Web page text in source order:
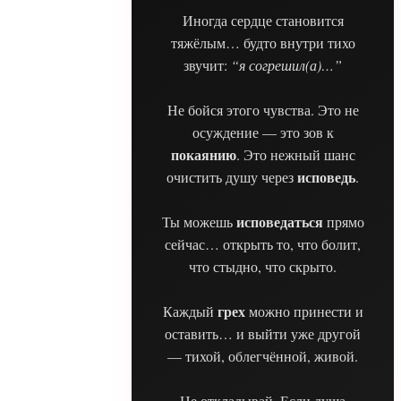
Иногда сердце становится
тяжёлым… будто внутри тихо
звучит: “я согрешил(а)…”
Не бойся этого чувства. Это не
осуждение — это зов к
покаянию. Это нежный шанс
очистить душу черезисповедь.
Ты можешьисповедатьсяпрямо
сейчас… открыть то, что болит,
что стыдно, что скрыто.
Каждый грехможно принести и
оставить… и выйти уже другой
— тихой, облегчённой, живой.